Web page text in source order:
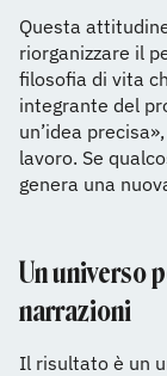
Questa
riorganizzare il
filosofia di vita
integrante del
un’idea
lavoro. Se
genera una
Un universo
narrazioni
Il risultato è un